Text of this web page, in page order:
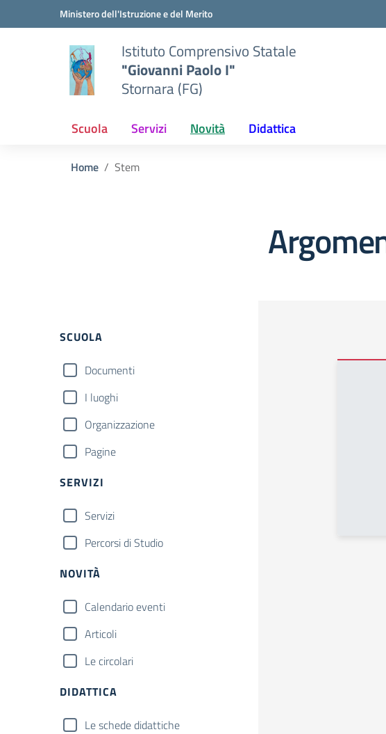
Vai ai contenuti
Vai al menu di navigazioneMinistero dell'Istruzione e del Merito
Istituto Comprensivo Statale
"Giovanni Paolo I"
Stornara (FG)
Scuola Servizi Novità Didattica
Home Stem
Filtri
SCUOLA
Documenti
I luoghi
Organizzazione
Pagine
SERVIZI
Servizi
Percorsi di Studio
NOVITÀ
Calendario eventi
Articoli
Le circolari
DIDATTICA
Le schede didattiche